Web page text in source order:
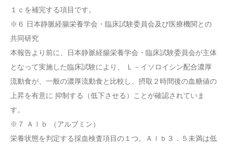
１ｃを補完する項目です。
※６ 日本静脈経腸栄養学会・臨床試験委員会及び医療機関との
共同研究
本報告より前に、日本静脈経腸栄養学会・臨床試験委員会が主体
となって実施した臨床試験により、 Ｌ－イソロイシン配合濃厚
流動食が、一般の濃厚流動食と比較し、摂取２時間後の血糖値の
上昇を有意に 抑制する（低下させる）ことが確認されていま
す。
※７ Ａｌｂ （アルブミン）
栄養状態を判定する採血検査項目の１つ。Ａｌｂ３．５未満は低